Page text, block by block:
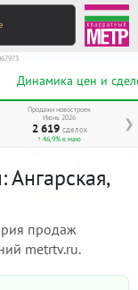
Динамика цен и
❯
Продажи новостроек
Июнь 2026
2 619 сделок
↑ 46,9% к маю
продаж
metrtv.ru.